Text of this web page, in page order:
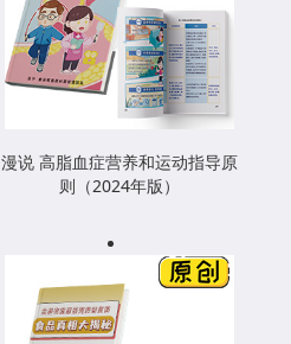
漫说 高脂血症营养和运动指导原
则（2024年版）